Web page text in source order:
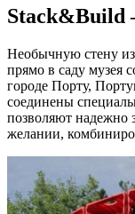
Stack&Build
Необычную стену
прямо в саду музея
городе Порту,
соединены
позволяют надежно
желании,